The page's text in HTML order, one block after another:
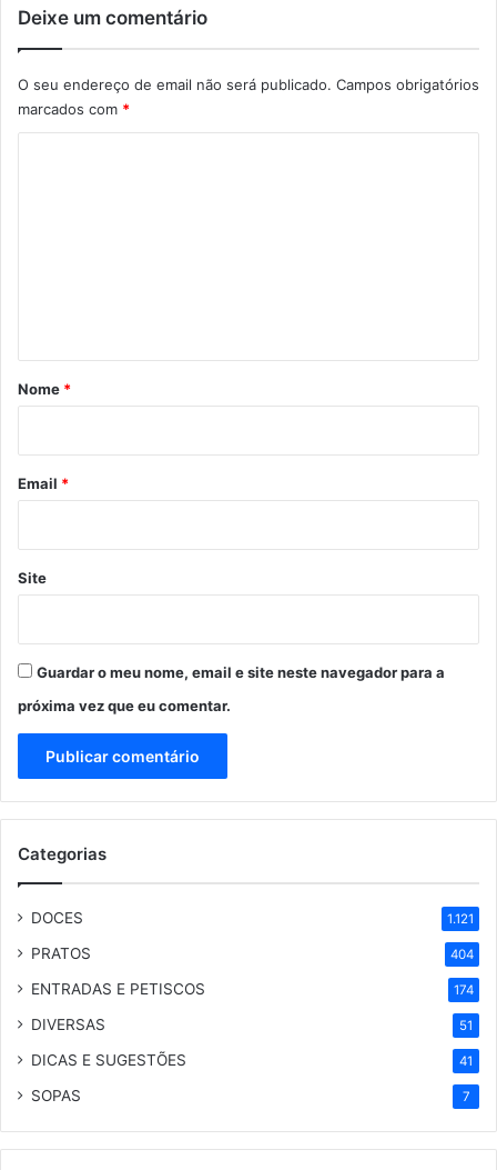
Deixe um comentário
O seu endereço de email não será publicado. Campos obrigatórios
marcados com *
r
*
Nome *
Email *
Site
Guardar o meu nome, email e site neste navegador para a
próxima vez que eu comentar.
Categorias
DOCES 1.121
PRATOS 404
ENTRADAS E PETISCOS 174
DIVERSAS 51
DICAS E SUGESTÕES 41
SOPAS 7